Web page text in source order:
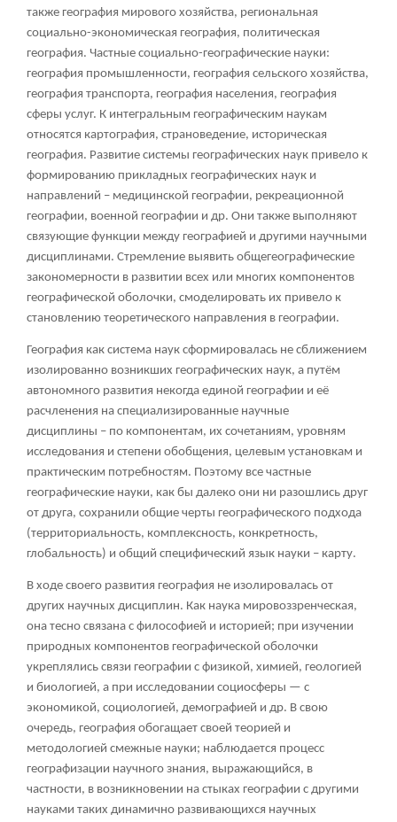
также география мирового хозяйства, региональная
социально-экономическая география, политическая
география. Частные социально-географические науки:
география промышленности, география сельского хозяйства,
география транспорта, география населения, география
сферы услуг. К интегральным географическим наукам
относятся картография, страноведение, историческая
география. Развитие системы географических наук привело к
формированию прикладных географических наук и
направлений – медицинской географии, рекреационной
географии, военной географии и др. Они также выполняют
связующие функции между географией и другими научными
дисциплинами. Стремление выявить общегеографические
закономерности в развитии всех или многих компонентов
географической оболочки, смоделировать их привело к
становлению теоретического направления в географии.
География как система наук сформировалась не сближением
изолированно возникших географических наук, а путём
автономного развития некогда единой географии и её
расчленения на специализированные научные
дисциплины – по компонентам, их сочетаниям, уровням
исследования и степени обобщения, целевым установкам и
практическим потребностям. Поэтому все частные
географические науки, как бы далеко они ни разошлись друг
от друга, сохранили общие черты географического подхода
(территориальность, комплексность, конкретность,
глобальность) и общий специфический язык науки – карту.
В ходе своего развития география не изолировалась от
других научных дисциплин. Как наука мировоззренческая,
она тесно связана с философией и историей; при изучении
природных компонентов географической оболочки
укреплялись связи географии с физикой, химией, геологией
и биологией, а при исследовании социосферы — с
экономикой, социологией, демографией и др. В свою
очередь, география обогащает своей теорией и
методологией смежные науки; наблюдается процесс
географизации научного знания, выражающийся, в
частности, в возникновении на стыках географии с другими
науками таких динамично развивающихся научных